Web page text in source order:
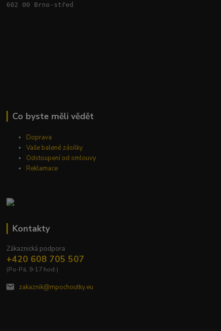
602 00 Brno-střed
Co byste měli vědět
Doprava
Vaše balené zásilky
Odstoupení od smlouvy
Reklamace
Kontakty
Zákaznická podpora
+420 608 705 507
(Po-Pá, 9-17 hod.)
zakaznik@mpochoutky.eu